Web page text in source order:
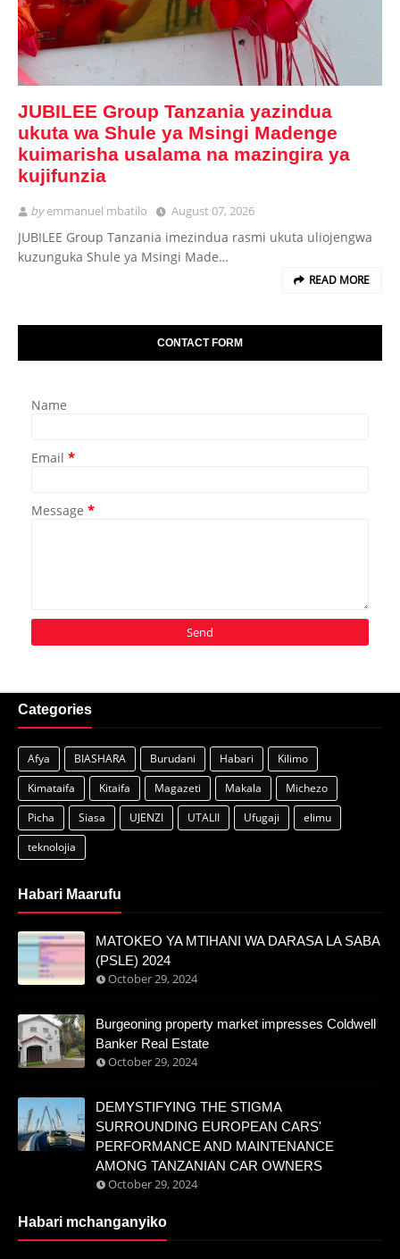
JUBILEE Group Tanzania yazindua
ukuta wa Shule ya Msingi Madenge
kuimarisha usalama na mazingira ya
kujifunzia
byemmanuel mbatilo August 07, 2026
JUBILEE Group Tanzania imezindua rasmi ukuta uliojengwa
kuzunguka Shule ya Msingi Made…
READ MORE
CONTACT FORM
Name
Email *
Message *
Categories
Afya BIASHARA Burudani Habari
Kilimo
Kimataifa
Kitaifa Magazeti Makala
Michezo
Picha
Siasa UJENZI UTALII Ufugaji
elimu
teknolojia
Habari Maarufu
MATOKEO YA MTIHANI WA DARASA LA SABA
(PSLE) 2024
October 29, 2024
Burgeoning property market impresses Coldwell
Banker Real Estate
October 29, 2024
DEMYSTIFYING THE STIGMA
SURROUNDING EUROPEAN CARS'
PERFORMANCE AND MAINTENANCE
AMONG TANZANIAN CAR OWNERS
October 29, 2024
Habari mchanganyiko